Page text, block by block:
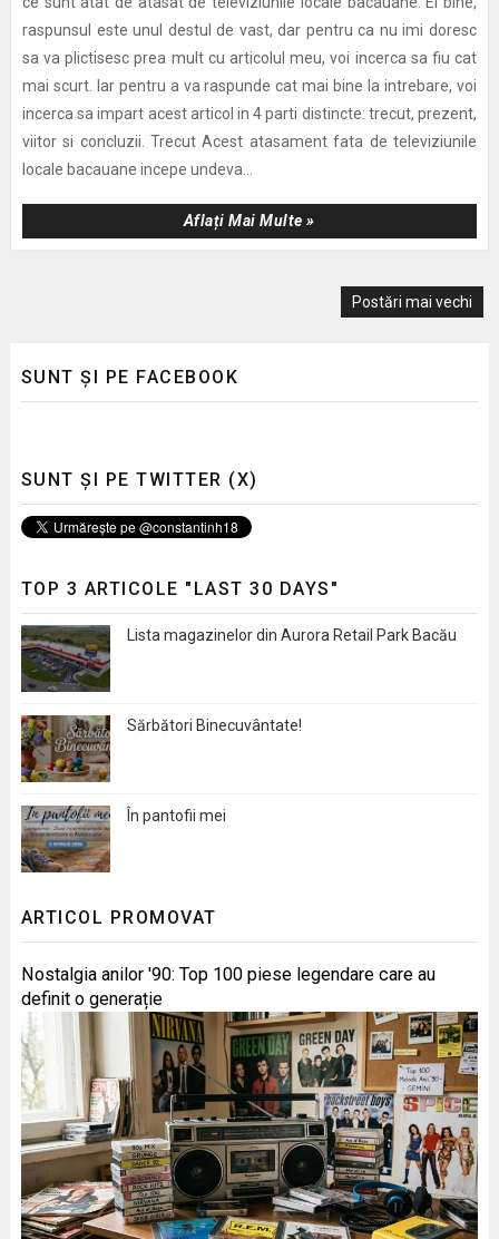
raspunsul este unul destul de vast, dar pentru ca nu imi doresc
sa va plictisesc prea mult cu articolul meu, voi incerca sa fiu cat
mai scurt. Iar pentru a va raspunde cat mai bine la intrebare, voi
incerca sa impart acest articol in 4 parti distincte: trecut, prezent,
viitor si concluzii. Trecut Acest atasament fata de televiziunile
locale bacauane incepe undeva...
Aflați Mai Multe »
Postări mai vechi
SUNT ȘI PE FACEBOOK
SUNT ȘI PE TWITTER (X)
TOP 3 ARTICOLE "LAST 30 DAYS"
Lista magazinelor din Aurora Retail Park Bacău
Sărbători Binecuvântate!
În pantofii mei
ARTICOL PROMOVAT
Nostalgia anilor '90: Top 100 piese legendare care au
definit o generație